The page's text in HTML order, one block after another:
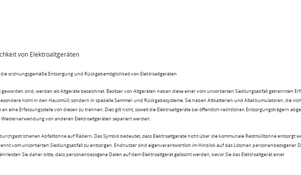
von Elektroaltgeräten
ordnungsgemäße Entsorgung und Rückgabemöglichkeit von Elektroaltgeräten
sind, werden als Altgeräte bezeichnet. Besitzer von Altgeräten haben diese einer vom unsortierten Siedlungsabfall getrennten
nicht in den Hausmüll, sondern in spezielle Sammel- und Rückgabesysteme. Sie haben Altbatterien und Altakkumulatoren, die
eine Erfassungsstelle von diesen zu trennen. Dies gilt nicht, soweit die Elektroaltgeräte bei öffentlich-rechtlichen Entsorgungsträgern
von anderen Elektroaltgeräten separiert werden.
Abfalltonne auf Rädern. Das Symbol bedeutet, dass Elektroaltgeräte nicht über die kommunale Restmülltonne entsorgt
vom unsortierten Siedlungsabfall zu entsorgen. Endnutzer sind eigenverantwortlich im Hinblick auf das Löschen personenbezogener
Sie daher bitte, dass personenbezogene Daten auf dem Elektroaltgerät gelöscht werden, bevor Sie das Elektroaltgerät einer